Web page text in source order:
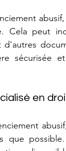
Cela peut
sécurisée
en
que